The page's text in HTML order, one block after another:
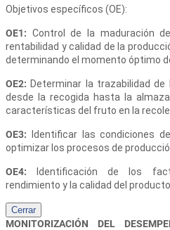
Objetivos específicos (OE):
OE1: Control de la maduración
rentabilidad y calidad de la
determinando el momento óptimo
OE2: Determinar la trazabilidad
desde la recogida hasta la
características del fruto en la
OE3:
Identificar las condiciones
optimizar los procesos de
OE4:
Identificación de los
rendimiento y la calidad del producto
Cerrar
MONITORIZACIÓN DEL